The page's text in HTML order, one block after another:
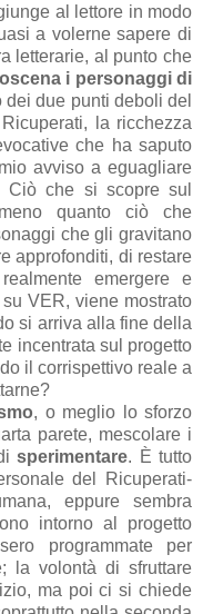
al lettore in modo
a volerne sapere di
letterarie, al punto che
i personaggi di
dei due punti deboli del
la ricchezza
che ha saputo
avviso a eguagliare
Ciò che si scopre sul
quanto ciò che
che gli gravitano
approfonditi, di restare
emergere e
VER, viene mostrato
si arriva alla fine della
incentrata sul progetto
il corrispettivo reale a
, o meglio lo sforzo
parete, mescolare i
sperimentare. È tutto
del Ricuperati-
eppure sembra
intorno al progetto
programmate per
la volontà di sfruttare
ma poi ci si chiede